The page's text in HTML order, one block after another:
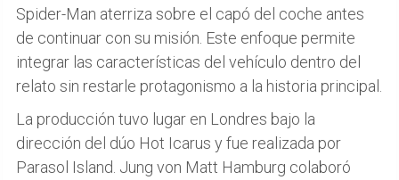
Spider-Man aterriza sobre el capó del coche antes
de continuar con su misión. Este enfoque permite
integrar las características del vehículo dentro del
relato sin restarle protagonismo a la historia principal.
La producción tuvo lugar en Londres bajo la
dirección del dúo Hot Icarus y fue realizada por
Parasol Island. Jung von Matt Hamburg colaboró